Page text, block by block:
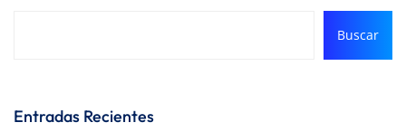
Buscar
Entradas Recientes